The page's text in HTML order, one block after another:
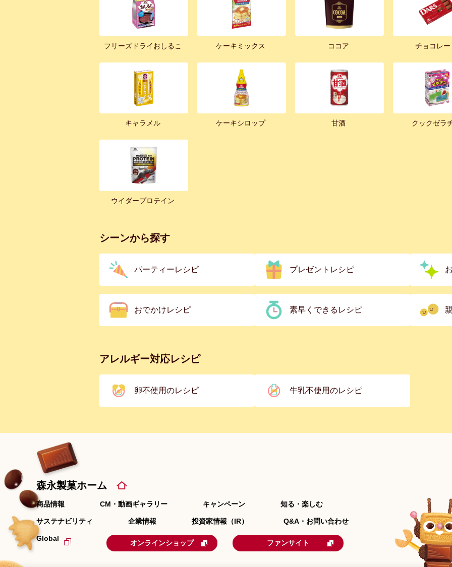
フリーズドライおしるこ ケーキミックス ココア チョコレー
キャラメル ケーキシロップ 甘酒 クックゼラ
ウイダープロテイン
シーンから探す
パーティーレシピ プレゼントレシピ
おでかけレシピ 素早くできるレシピ
アレルギー対応レシピ
卵不使用のレシピ 牛乳不使用のレシピ
森永製菓ホーム
商品情報 CM・動画ギャラリー キャンペーン 知る・楽しむ
サステナビリティ 企業情報 投資家情報（IR） Q&A・お問い合わせ
Global
オンラインショップ ファンサイト